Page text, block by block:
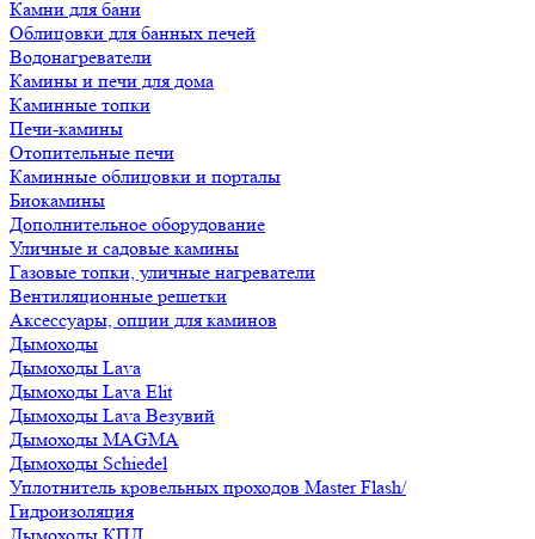
Камни для бани
Облицовки для банных печей
Водонагреватели
Камины и печи для дома
Каминные топки
Печи-камины
Отопительные печи
Каминные облицовки и порталы
Биокамины
Дополнительное оборудование
Уличные и садовые камины
Газовые топки, уличные нагреватели
Вентиляционные решетки
Аксессуары, опции для каминов
Дымоходы
Дымоходы Lava
Дымоходы Lava Elit
Дымоходы Lava Везувий
Дымоходы MAGMA
Дымоходы Schiedel
Уплотнитель кровельных проходов Master Flash/
Гидроизоляция